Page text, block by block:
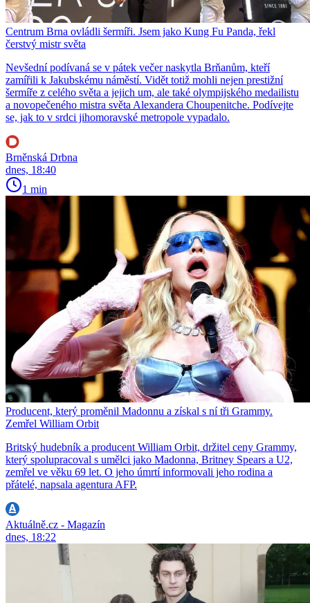
Centrum Brna ovládli šermíři. Jsem jako Kung Fu Panda, řekl
čerstvý mistr světa
Nevšední podívaná se v pátek večer naskytla Brňanům, kteří
zamířili k Jakubskému náměstí. Vidět totiž mohli nejen prestižní
šermíře z celého světa a jejich um, ale také olympijského medailistu
a novopečeného mistra světa Alexandera Choupenitche. Podívejte
se, jak to v srdci jihomoravské metropole vypadalo.
Brněnská Drbna
dnes, 18:40
1 min
Producent, který proměnil Madonnu a získal s ní tři Grammy.
Zemřel William Orbit
Britský hudebník a producent William Orbit, držitel ceny Grammy,
který spolupracoval s umělci jako Madonna, Britney Spears a U2,
zemřel ve věku 69 let. O jeho úmrtí informovali jeho rodina a
přátelé, napsala agentura AFP.
Aktuálně.cz - Magazín
dnes, 18:22